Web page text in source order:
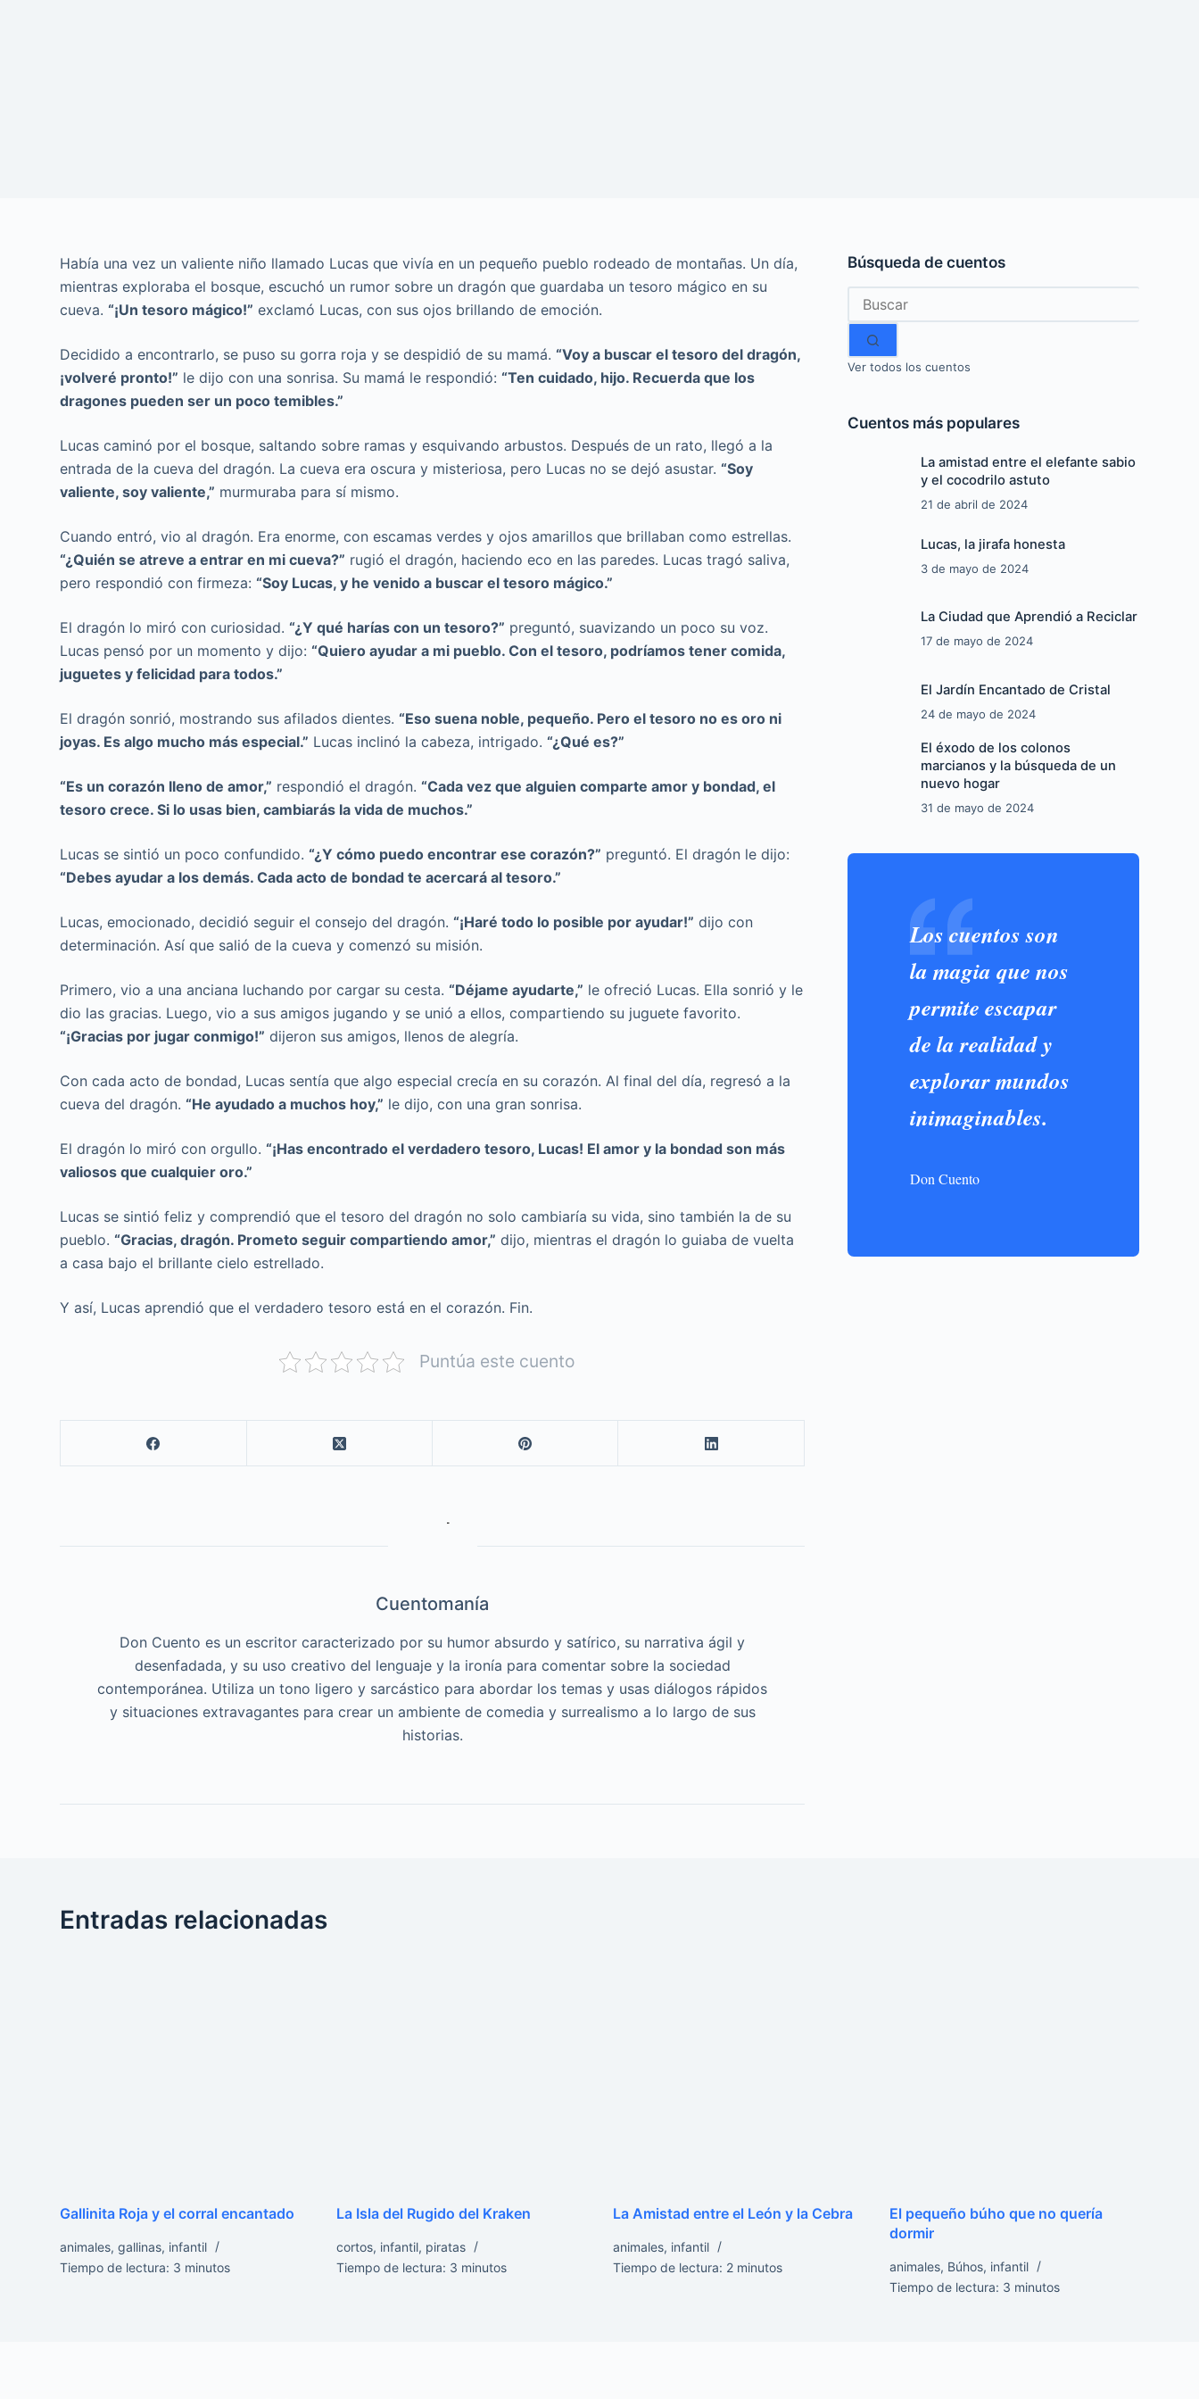
Había una vez un valiente niño llamado Lucas que vivía en un pequeño pueblo rodeado de montañas. Un día,
mientras exploraba el bosque, escuchó un rumor sobre un dragón que guardaba un tesoro mágico en su
cueva.“¡Un tesoro mágico!” exclamó Lucas, con sus ojos brillando de emoción.
Decidido a encontrarlo, se puso su gorra roja y se despidió de su mamá.“Voy a buscar el tesoro del dragón,
¡volveré pronto!” le dijo con una sonrisa. Su mamá le respondió:“Ten cuidado, hijo. Recuerda que los
dragones pueden ser un poco temibles.”
Lucas caminó por el bosque, saltando sobre ramas y esquivando arbustos. Después de un rato, llegó a la
entrada de la cueva del dragón. La cueva era oscura y misteriosa, pero Lucas no se dejó asustar.“Soy
valiente, soy valiente,” murmuraba para sí mismo.
Cuando entró, vio al dragón. Era enorme, con escamas verdes y ojos amarillos que brillaban como estrellas.
“¿Quién se atreve a entrar en mi cueva?” rugió el dragón, haciendo eco en las paredes. Lucas tragó saliva,
pero respondió con firmeza:“Soy Lucas, y he venido a buscar el tesoro mágico.”
El dragón lo miró con curiosidad.“¿Y qué harías con un tesoro?” preguntó, suavizando un poco su voz.
Lucas pensó por un momento y dijo:“Quiero ayudar a mi pueblo. Con el tesoro, podríamos tener comida,
juguetes y felicidad para todos.”
El dragón sonrió, mostrando sus afilados dientes.“Eso suena noble, pequeño. Pero el tesoro no es oro ni
joyas. Es algo mucho más especial.” Lucas inclinó la cabeza, intrigado.“¿Qué es?”
“Es un corazón lleno de amor,” respondió el dragón.“Cada vez que alguien comparte amor y bondad, el
tesoro crece. Si lo usas bien, cambiarás la vida de muchos.”
Lucas se sintió un poco confundido.“¿Y cómo puedo encontrar ese corazón?” preguntó. El dragón le dijo:
“Debes ayudar a los demás. Cada acto de bondad te acercará al tesoro.”
Lucas, emocionado, decidió seguir el consejo del dragón.“¡Haré todo lo posible por ayudar!” dijo con
determinación. Así que salió de la cueva y comenzó su misión.
Primero, vio a una anciana luchando por cargar su cesta.“Déjame ayudarte,” le ofreció Lucas. Ella sonrió y le
dio las gracias. Luego, vio a sus amigos jugando y se unió a ellos, compartiendo su juguete favorito.
“¡Gracias por jugar conmigo!” dijeron sus amigos, llenos de alegría.
Con cada acto de bondad, Lucas sentía que algo especial crecía en su corazón. Al final del día, regresó a la
cueva del dragón.“He ayudado a muchos hoy,” le dijo, con una gran sonrisa.
El dragón lo miró con orgullo.“¡Has encontrado el verdadero tesoro, Lucas! El amor y la bondad son más
valiosos que cualquier oro.”
Lucas se sintió feliz y comprendió que el tesoro del dragón no solo cambiaría su vida, sino también la de su
pueblo.“Gracias, dragón. Prometo seguir compartiendo amor,” dijo, mientras el dragón lo guiaba de vuelta
a casa bajo el brillante cielo estrellado.
Y así, Lucas aprendió que el verdadero tesoro está en el corazón. Fin.
Puntúa este cuento
Cuentomanía
Don Cuento es un escritor caracterizado por su humor absurdo y satírico, su narrativa ágil y
desenfadada, y su uso creativo del lenguaje y la ironía para comentar sobre la sociedad
contemporánea. Utiliza un tono ligero y sarcástico para abordar los temas y usas diálogos rápidos
y situaciones extravagantes para crear un ambiente de comedia y surrealismo a lo largo de sus
historias.
Búsqueda de cuentos
Sin
resultados
Ver todos los cuentos
Cuentos más populares
La amistad entre el elefante sabio
y el cocodrilo astuto
21 de abril de 2024
Lucas, la jirafa honesta
3 de mayo de 2024
La Ciudad que Aprendió a Reciclar
17 de mayo de 2024
El Jardín Encantado de Cristal
24 de mayo de 2024
El éxodo de los colonos
marcianos y la búsqueda de un
nuevo hogar
31 de mayo de 2024
Los cuentos son
la magia que nos
permite escapar
de la realidad y
explorar mundos
inimaginables.
Don Cuento
Entradas relacionadas
Gallinita Roja y el corral encantado
animales,gallinas, infantil
Tiempo de lectura: 3 minutos
La Isla del Rugido del Kraken
cortos, infantil, piratas
Tiempo de lectura: 3 minutos
La Amistad entre el León y la Cebra
animales, infantil
Tiempo de lectura: 2 minutos
El pequeño búho que no quería
dormir
animales, Búhos, infantil
Tiempo de lectura: 3 minutos